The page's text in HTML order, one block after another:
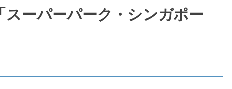
ーパーパーク・シンガポー